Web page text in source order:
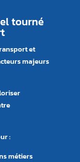
tourné
et
majeurs
:
métiers